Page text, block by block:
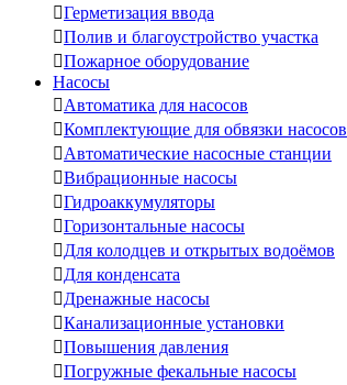
Герметизация ввода
Полив и благоустройство участка
Пожарное оборудование
Насосы
Автоматика для насосов
Комплектующие для обвязки насосов
Автоматические насосные станции
Вибрационные насосы
Гидроаккумуляторы
Горизонтальные насосы
Для колодцев и открытых водоёмов
Для конденсата
Дренажные насосы
Канализационные установки
Повышения давления
Погружные фекальные насосы